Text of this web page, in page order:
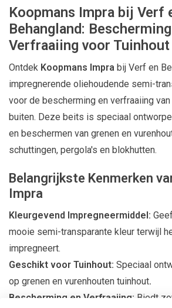
Koopmans Impra bij Verf
Behangland:
Verfraaiing voor Tuinhout
Ontdek Koopmans Impra bij Verf en
impregnerende oliehoudende semi-
voor de bescherming en verfraaiing
buiten. Deze beits is speciaal
en beschermen van grenen en
schuttingen, pergola's en blokhutten.
Belangrijkste Kenmerken
Impra
Kleurgevend Impregneermiddel:
mooie semi-transparante kleur terwijl
impregneert.
Geschikt voor Tuinhout: Speciaal
op grenen en vurenhouten tuinhout.
Bescherming en Verfraaiing: Biedt